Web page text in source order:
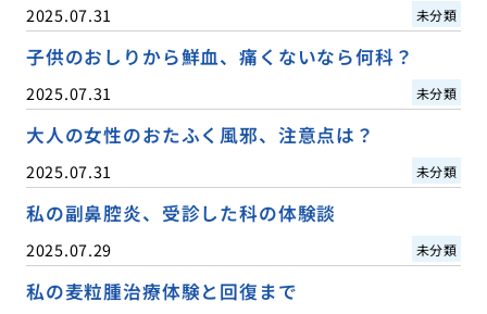
2025.07.31 未分類
子供のおしりから鮮血、痛くないなら何科？
2025.07.31 未分類
大人の女性のおたふく風邪、注意点は？
2025.07.31 未分類
私の副鼻腔炎、受診した科の体験談
2025.07.29 未分類
私の麦粒腫治療体験と回復まで